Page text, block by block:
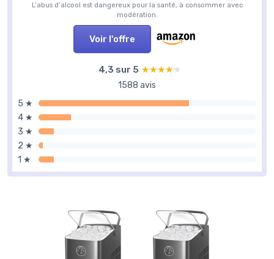
L’abus d’alcool est dangereux pour la santé, à consommer avec
modération.
Voir l'offre
4,3 sur 5 ★★★★★
★★★★★
1588 avis
5 ★
4 ★
3 ★
2 ★
1 ★